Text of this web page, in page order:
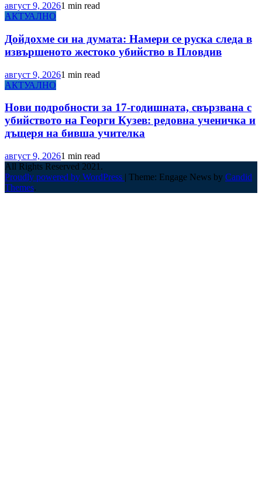
август 9, 20261 min read
АКТУАЛНО
Дойдохме си на думата: Намери се руска следа в
извършеното жестоко убийство в Пловдив
август 9, 20261 min read
АКТУАЛНО
Нови подробности за 17-годишната, свързвана с
убийството на Георги Кузев: редовна ученичка и
дъщеря на бивша учителка
август 9, 20261 min read
All Rights Reserved 2021.
Proudly powered by WordPress | Theme: Engage News by Candid
Themes.